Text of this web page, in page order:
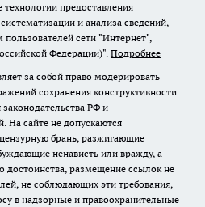
предоставления
и анализа сведений,
сети "Интернет",
Федерации)". Подробнее
за собой право модерировать
сохранения конструктивности
РФ и
На сайте не допускаются
брань, разжигающие
ненависть или вражду, а
достоинства, размещение ссылок не
не соблюдающих эти требования,
в надзорные и правоохранительные